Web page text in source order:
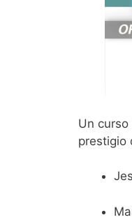
Un
prestigio